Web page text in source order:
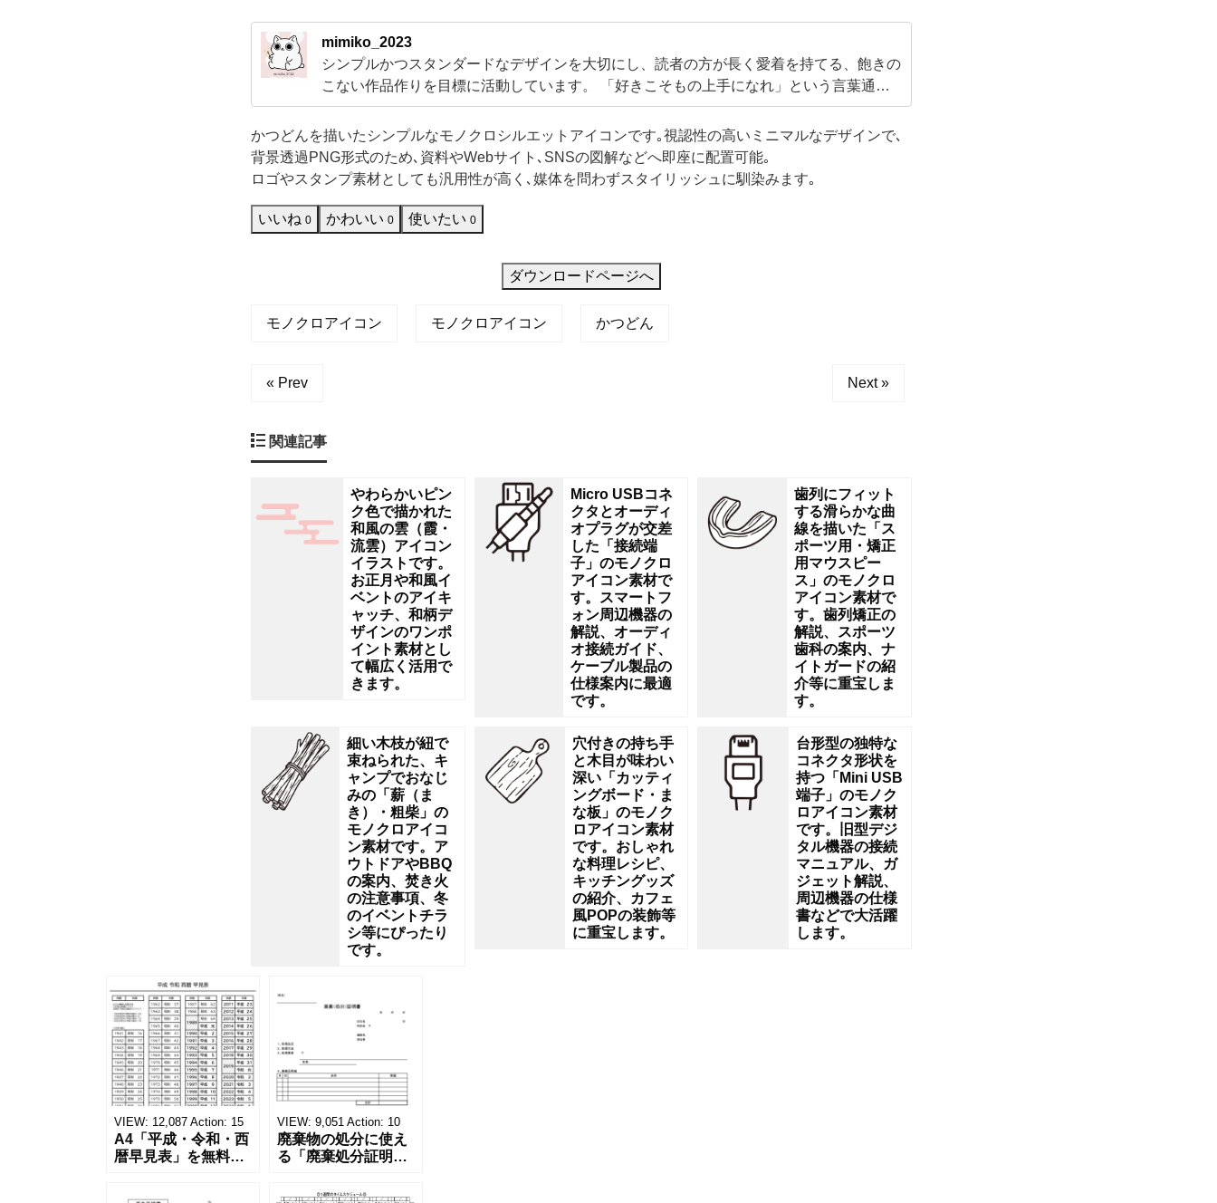
ル
エ
ッ
ト
ア
イ
ン
で
視
認
性
ニ
マ
イ
ン
で､
背
景
mimiko_2023
シンプルかつスタンダードなデザインを大切にし、読者の方が長く愛着を持てる、飽きの
こない作品作りを目標に活動しています。 「好きこそもの上手になれ」という言葉通
り、創作が苦にならない性分ですので、日々新しい挑戦的なテーマや技法に挑戦し、非常
に作品を生み出すことを楽しんでいます。 皆様に穏やかな彩りをお
かつどんを描いたシンプルなモノクロシルエットアイコンです｡視認性の高いミニマルなデザインで､
背景透過PNG形式のため､資料やWebサイト､SNSの図解などへ即座に配置可能｡
ロゴやスタンプ素材としても汎用性が高く､媒体を問わずスタイリッシュに馴染みます｡
いいね 0 かわいい 0 使いたい 0
ダウンロードページへ
モノクロアイコン モノクロアイコン かつどん
« Prev Next »
関連記事
やわらかいピン
ク色で描かれた
和風の雲（霞・
流雲）アイコン
イラストです。
お正月や和風イ
ベントのアイキ
ャッチ、和柄デ
ザインのワンポ
イント素材とし
て幅広く活用で
きます。
Micro USBコネ
クタとオーディ
オプラグが交差
した「接続端
子」のモノクロ
アイコン素材で
す。スマートフ
ォン周辺機器の
解説、オーディ
オ接続ガイド、
ケーブル製品の
仕様案内に最適
です。
歯列にフィット
する滑らかな曲
線を描いた「ス
ポーツ用・矯正
用マウスピー
ス」のモノクロ
アイコン素材で
す。歯列矯正の
解説、スポーツ
歯科の案内、ナ
イトガードの紹
介等に重宝しま
す。
細い木枝が紐で
束ねられた、キ
ャンプでおなじ
みの「薪（ま
き）・粗柴」の
モノクロアイコ
ン素材です。ア
ウトドアやBBQ
の案内、焚き火
の注意事項、冬
のイベントチラ
シ等にぴったり
です。
穴付きの持ち手
と木目が味わい
深い「カッティ
ングボード・ま
な板」のモノク
ロアイコン素材
です。おしゃれ
な料理レシピ、
キッチングッズ
の紹介、カフェ
風POPの装飾等
に重宝します。
台形型の独特な
コネクタ形状を
持つ「Mini USB
端子」のモノク
ロアイコン素材
です。旧型デジ
タル機器の接続
マニュアル、ガ
ジェット解説、
周辺機器の仕様
書などで大活躍
します。
VIEW: 12,087 Action: 15
A4「平成・令和・西
暦早見表」を無料ダ
VIEW: 9,051 Action: 10
廃棄物の処分に使え
る「廃棄処分証明
ート！家電メーカー